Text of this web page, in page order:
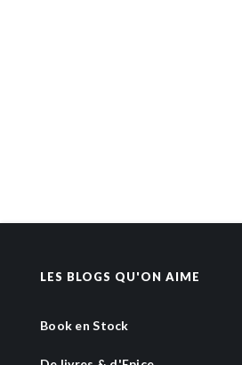
LES BLOGS QU'ON AIME
Book en Stock